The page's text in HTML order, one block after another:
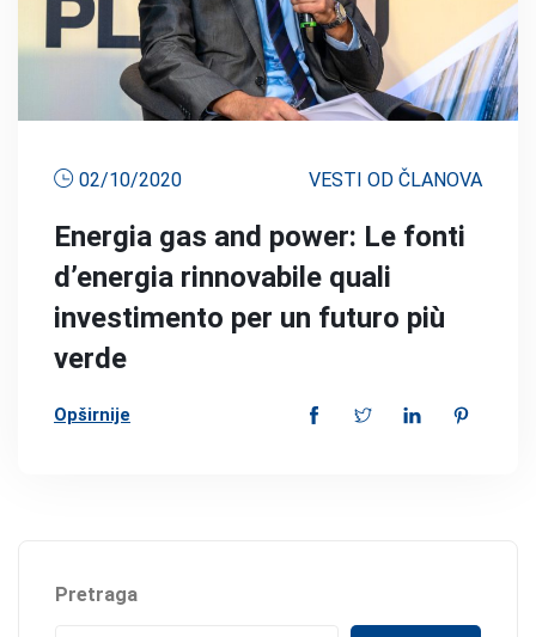
02/10/2020 VESTI OD ČLANOVA
Energia gas and power: Le fonti
d’energia rinnovabile quali
investimento per un futuro più
verde
Opširnije
Pretraga